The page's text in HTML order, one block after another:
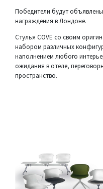
Победители будут
награждения в Лондоне.
Стулья COVE со своим
набором различных
наполнением любого
ожидания в отеле,
пространство.